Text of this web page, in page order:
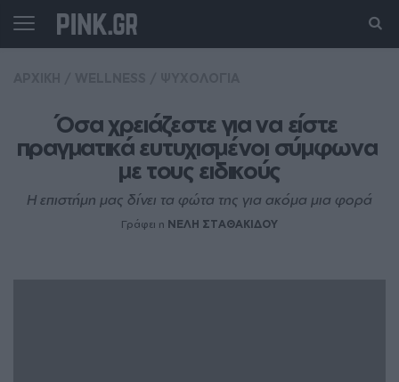
Όσα χρειάζεστε για να είστε
πραγματικά ευτυχισμένοι σύμφωνα
με τους ειδικούς
Η επιστήμη μας δίνει τα φώτα της για ακόμα μια φορά
Γράφει η ΝΕΛΗ ΣΤΑΘΑΚΙΔΟΥ